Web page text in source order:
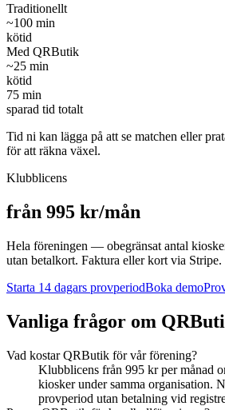
Traditionellt
~100 min
kötid
Med QRButik
~25 min
kötid
75 min
sparad tid totalt
Tid ni kan lägga på att se matchen eller
för att räkna växel.
Klubblicens
från 995 kr/mån
Hela föreningen — obegränsat antal
utan betalkort. Faktura eller kort via Stripe.
Starta 14 dagars provperiodBoka demo
Vanliga frågor om
Vad kostar QRButik för vår förening?
Klubblicens från 995 kr per månad
kiosker under samma organisation.
provperiod utan betalning vid